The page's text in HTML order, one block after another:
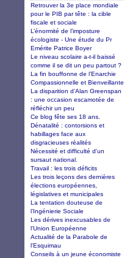
Retrouver la 3e place mondiale
pour le PIB par tête : la cible
fiscale et sociale
L’énormité de l’imposture
écologiste - Une étude du Pr
Emérite Patrice Boyer
Le niveau scolaire a-t-il baissé
comme il se dit un peu partout ?
La fin bouffonne de l’Enarchie
Compassionnelle et Bienveillante
La disparition d’Alan Greenspan
: une occasion escamotée de
réfléchir un peu
Ce blog fête ses 18 ans.
Dénatalité : contorsions et
habillages face aux
disgracieuses réalités
Nécessité et difficulté d'un
sursaut national.
Travail : les trois déficits
Les trois leçons des dernières
élections européennes,
législatives et municipales
La tentation douteuse de
l’Ingénierie Sociale
Les dérives inexcusables de
l'Union Européenne
Actualité de la Parabole de
l'Esquimau
Conseils à un jeune économiste